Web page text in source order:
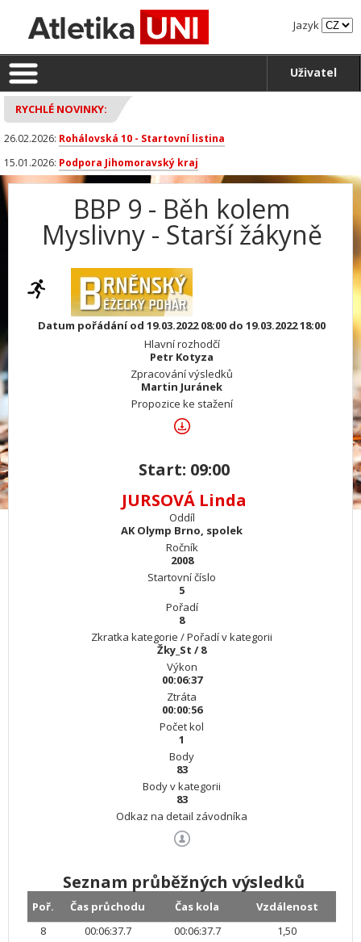
Jazyk
Uživatel
RYCHLÉ NOVINKY:
26.02.2026: Rohálovská 10 - Startovní listina
15.01.2026: Podpora Jihomoravský kraj
BBP 9 - Běh kolem
Myslivny - Starší žákyně
Datum pořádání od 19.03.2022 08:00 do 19.03.2022 18:00
Hlavní rozhodčí
Petr Kotyza
Zpracování výsledků
Martin Juránek
Propozice ke stažení
Start: 09:00
JURSOVÁ Linda
Oddíl
AK Olymp Brno, spolek
Ročník
2008
Startovní číslo
5
Pořadí
8
Zkratka kategorie / Pořadí v kategorii
Žky_St / 8
Výkon
00:06:37
Ztráta
00:00:56
Počet kol
1
Body
83
Body v kategorii
83
Odkaz na detail závodníka
Seznam průběžných výsledků
Poř. Čas průchodu Čas kola
Vzdálenost
8
00:06:37.7 00:06:37.7 1,50